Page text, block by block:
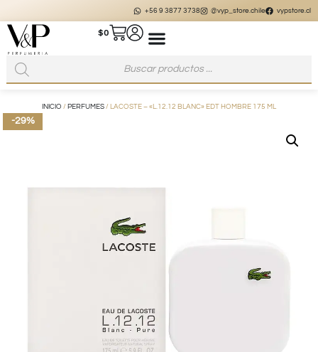
+56 9 3877 3738 @vyp_store.chile vypstore.cl
$0
INICIO / PERFUMES / LACOSTE – «L.12.12 BLANC» EDT HOMBRE 175 ML
-29%